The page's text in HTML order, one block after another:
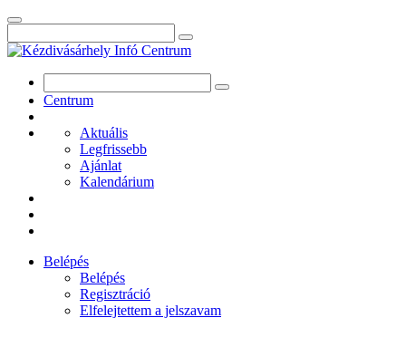
Centrum
Aktuális
Legfrissebb
Ajánlat
Kalendárium
Belépés
Belépés
Regisztráció
Elfelejtettem a jelszavam